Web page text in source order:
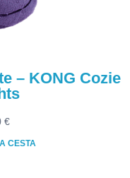
– KONG Cozie
€
CESTA